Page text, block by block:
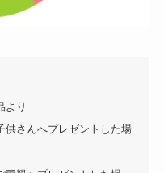
より
さんへプレゼントした場